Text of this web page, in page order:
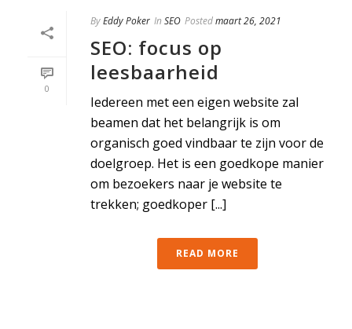
0
ByEddy Poker In SEO Postedmaart 26, 2021
SEO: focus op
leesbaarheid
Iedereen met een eigen website zal
beamen dat het belangrijk is om
organisch goed vindbaar te zijn voor de
doelgroep. Het is een goedkope manier
om bezoekers naar je website te
trekken; goedkoper [...]
READ MORE